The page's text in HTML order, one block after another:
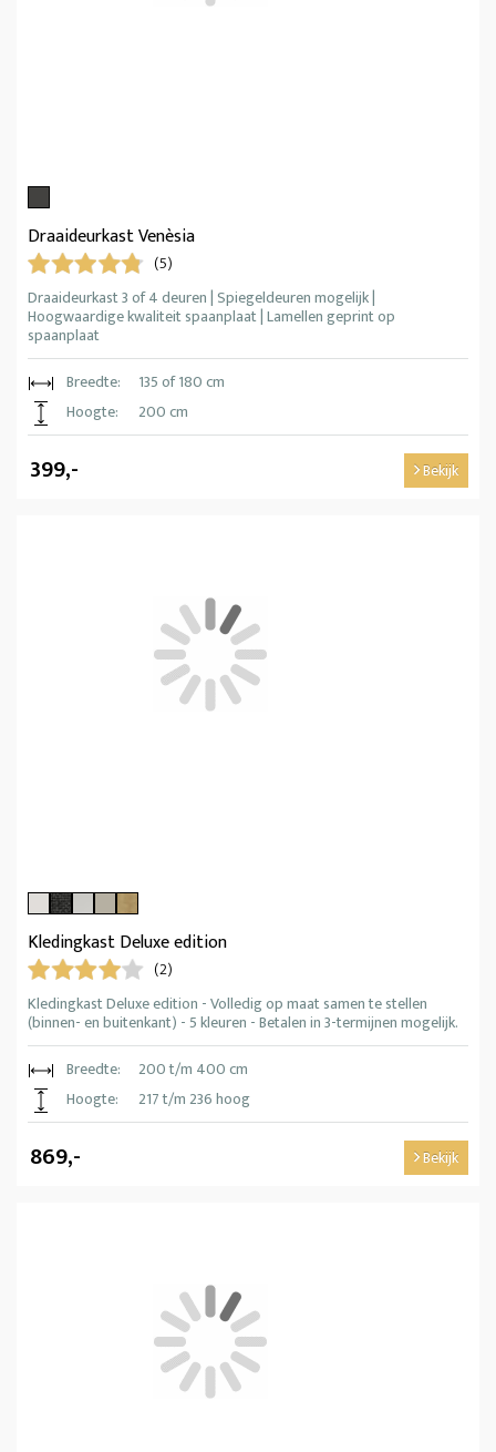
Draaideurkast Venèsia
(5)
Draaideurkast 3 of 4 deuren | Spiegeldeuren mogelijk |
Hoogwaardige kwaliteit spaanplaat | Lamellen geprint op
spaanplaat
Breedte:
135 of 180 cm
Hoogte:
200 cm
399,- Bekijk
Kledingkast Deluxe edition
(2)
Kledingkast Deluxe edition - Volledig op maat samen te stellen
(binnen- en buitenkant) - 5 kleuren - Betalen in 3-termijnen mogelijk.
Breedte:
200 t/m 400 cm
Hoogte:
217 t/m 236 hoog
869,- Bekijk